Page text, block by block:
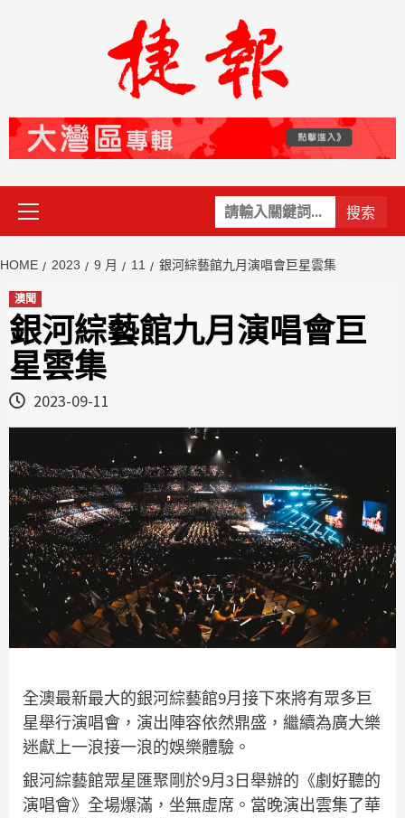
關
鍵
Primary
Menu
HOME 2023 9 月 11 銀河綜藝館九月演唱會巨星雲集
澳聞
銀河綜藝館九月演唱會巨
星雲集
2023-09-11
全澳最新最大的銀河綜藝館9月接下來將有眾多巨
星舉行演唱會，演出陣容依然鼎盛，繼續為廣大樂
迷獻上一浪接一浪的娛樂體驗。
銀河綜藝館眾星匯聚剛於9月3日舉辦的《劇好聽的
演唱會》全場爆滿，坐無虛席。當晚演出雲集了華